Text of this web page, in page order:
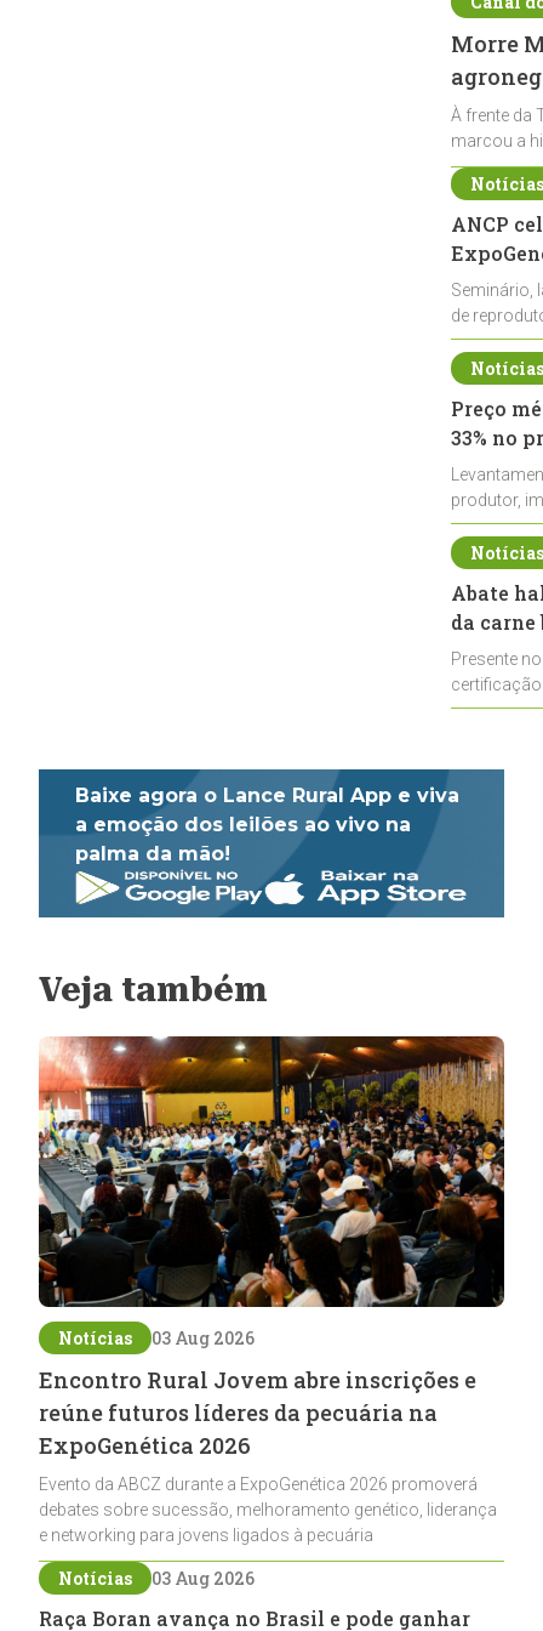
Morre
À frente da
marcou a
ANCP
Seminário,
de
durante a
Preço
33% no
produtor,
de leite cru
Abate
da
Presente
Baixe agora o Lance Rural App e viva
a emoção dos leilões ao vivo na
palma da mão!
Veja também
Notícias 03 Aug 2026
Encontro Rural Jovem abre inscrições e
reúne futuros líderes da pecuária na
ExpoGenética 2026
Evento da ABCZ durante a ExpoGenética 2026 promoverá
debates sobre sucessão, melhoramento genético, liderança
e networking para jovens ligados à pecuária
Notícias 03 Aug 2026
Raça Boran avança no Brasil e pode ganhar